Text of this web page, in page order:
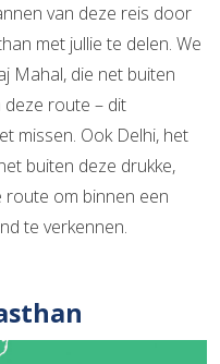
van deze reis door
met jullie te delen. We
Mahal, die net buiten
deze route – dit
missen. Ook Delhi, het
buiten deze drukke,
route om binnen een
te verkennen.